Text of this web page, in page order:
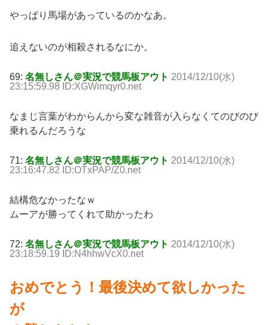
やっぱり馬場があっているのかなあ。
追えないのが相殺されるなにか。
69: 名無しさん＠実況で競馬板アウト 2014/12/10(水)
23:15:59.98 ID:XGWimqyr0.net
なまじ言葉がわからんから変な雑音が入らなくてのびのび
乗れるんだろうな
71: 名無しさん＠実況で競馬板アウト 2014/12/10(水)
23:16:47.82 ID:OTxPAP/Z0.net
結構危なかったなｗ
ムーアが勝ってくれて助かったわ
72: 名無しさん＠実況で競馬板アウト 2014/12/10(水)
23:18:59.19 ID:N4hhwVcX0.net
おめでとう！最後決めて欲しかった
が